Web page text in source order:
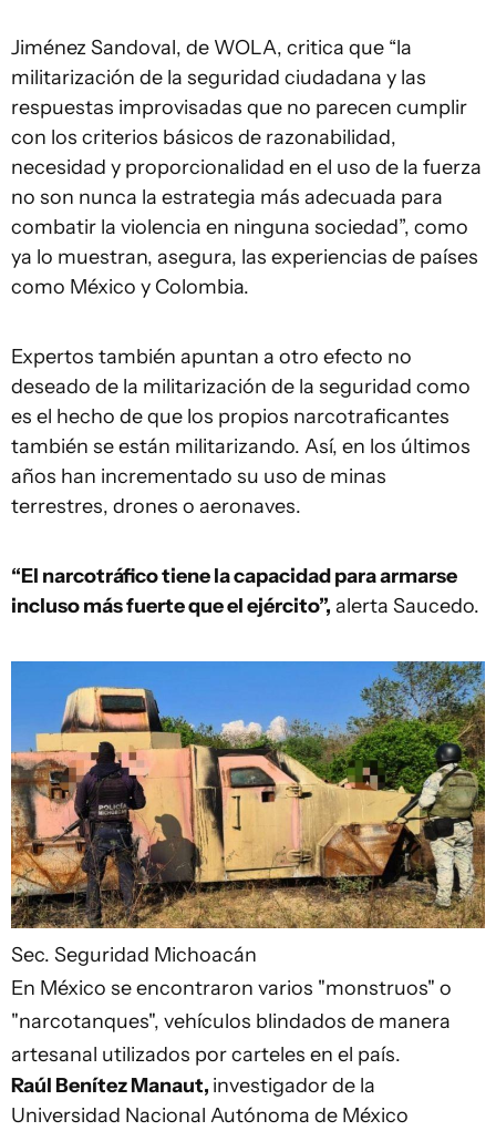
Jiménez Sandoval, de WOLA, critica que “la
militarización de la seguridad ciudadana y las
respuestas improvisadas que no parecen cumplir
con los criterios básicos de razonabilidad,
necesidad y proporcionalidad en el uso de la fuerza
no son nunca la estrategia más adecuada para
combatir la violencia en ninguna sociedad”, como
ya lo muestran, asegura, las experiencias de países
como México y Colombia.
Expertos también apuntan a otro efecto no
deseado de la militarización de la seguridad como
es el hecho de que los propios narcotraficantes
también se están militarizando. Así, en los últimos
años han incrementado su uso de minas
terrestres, drones o aeronaves.
“El narcotráfico tiene la capacidad para armarse
incluso más fuerte que el ejército”, alerta Saucedo.
Sec. Seguridad Michoacán
En México se encontraron varios "monstruos" o
"narcotanques", vehículos blindados de manera
artesanal utilizados por carteles en el país.
Raúl Benítez Manaut, investigador de la
Universidad Nacional Autónoma de México